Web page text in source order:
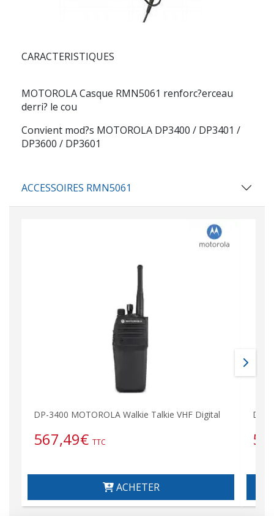
CARACTERISTIQUES
MOTOROLACasque RMN5061 renforc?erceau
derri? le cou
Convient mod?s MOTOROLA DP3400 / DP3401 /
DP3600 / DP3601
ACCESSOIRES RMN5061
DP-3400 MOTOROLA Walkie Talkie VHF Digital
567,49€ TTC
ACHETER
DP-